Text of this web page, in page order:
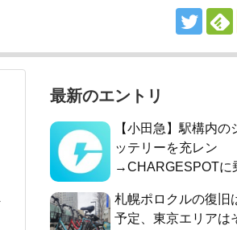
最新のエントリ
【小田急】駅構内の
ッテリーを充レン
→CHARGESPOTに
札幌ポロクルの復旧
予定、東京エリアは